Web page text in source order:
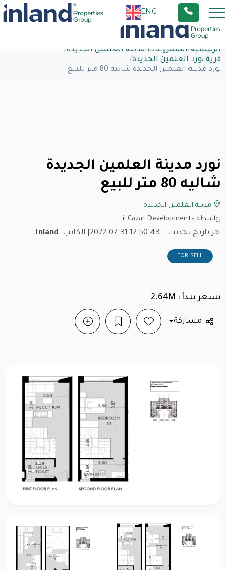
ENG
الرئيسية/المشروعات/مدينة العلمين الجديدة/
قرية نورد العلمين الجديدة/
نورد مدينة العلمين الجديدة شاليه 80 متر للبيع
نورد مدينة العلمين الجديدة
شاليه 80 متر للبيع
مدينة العلمين الجديدة
بواسطة il Cazar Developments
اخر تاريخ تحديث : 2022-07-31 12:50:43 | الكاتب: Inland
FOR SELL
بسعر يبدأ : 2.64M
مشاركة